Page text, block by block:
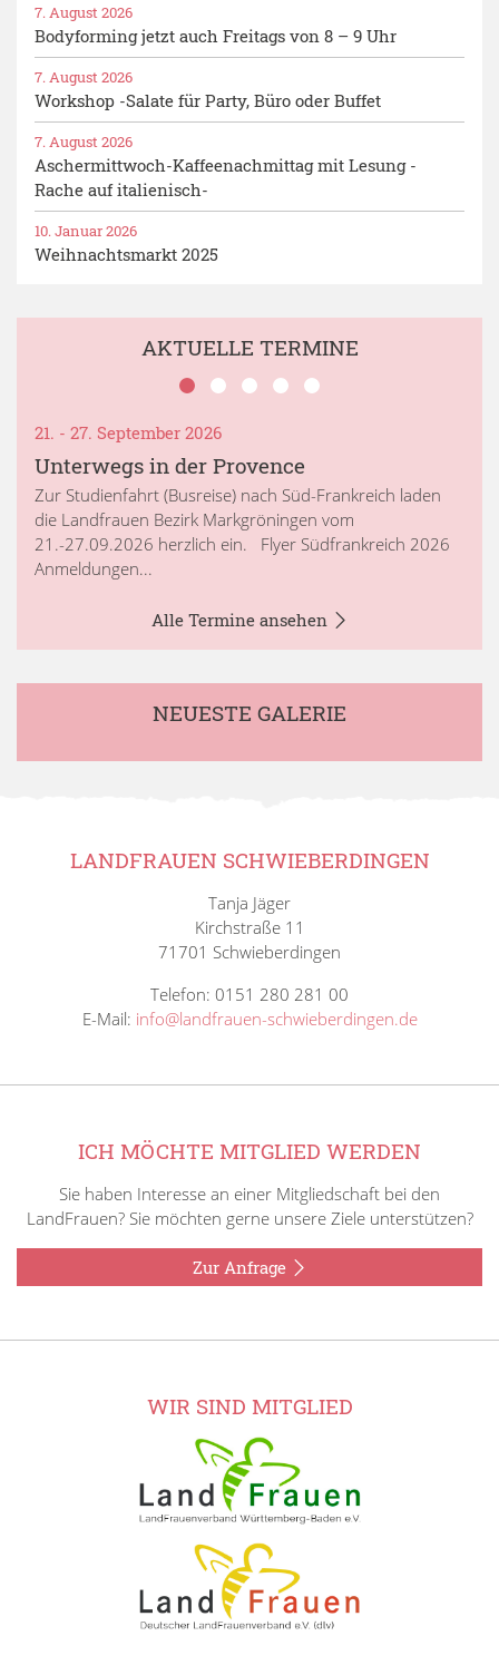
Bodyforming jetzt auch Freitags von 8 – 9 Uhr
7. August 2026
Workshop -Salate für Party, Büro oder Buffet
7. August 2026
Aschermittwoch-Kaffeenachmittag mit Lesung -
Rache auf italienisch-
7. August 2026
Weihnachtsmarkt 2025
10. Januar 2026
AKTUELLE TERMINE
21. - 27. September 2026
Unterwegs in der Provence
Zur Studienfahrt (Busreise) nach Süd-Frankreich laden
die Landfrauen Bezirk Markgröningen vom
21.-27.09.2026 herzlich ein. Flyer Südfrankreich 2026
Anmeldungen...
Alle Termine ansehen
NEUESTE GALERIE
LANDFRAUEN SCHWIEBERDINGEN
Tanja Jäger
Kirchstraße 11
71701 Schwieberdingen
Telefon: 0151 280 281 00
E-Mail: info@landfrauen-schwieberdingen.de
ICH MÖCHTE MITGLIED WERDEN
Sie haben Interesse an einer Mitgliedschaft bei den
LandFrauen? Sie möchten gerne unsere Ziele unterstützen?
Zur Anfrage
WIR SIND MITGLIED